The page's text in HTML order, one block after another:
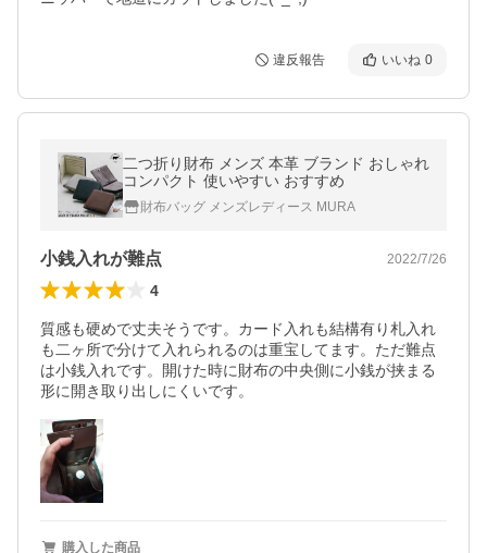
違反報告 いいね 0
二つ折り財布 メンズ 本革 ブランド おしゃれ
コンパクト 使いやすい おすすめ
財布バッグ メンズレディース MURA
小銭入れが難点 2022/7/26
4
質感も硬めで丈夫そうです。カード入れも結構有り札入れ
も二ヶ所で分けて入れられるのは重宝してます。ただ難点
は小銭入れです。開けた時に財布の中央側に小銭が挟まる
形に開き取り出しにくいです。
購入した商品